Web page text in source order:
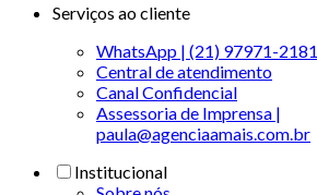
Serviços ao cliente
WhatsApp | (21) 97971-2181
Central de atendimento
Canal Confidencial
Assessoria de Imprensa |
paula@agenciaamais.com.br
Institucional